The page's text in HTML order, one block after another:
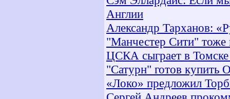
Англии
Александр Тарханов:
"Манчестер Сити" тоже
ЦСКА сыграет в Томске
"Сатурн" готов купить
«Локо» предложил